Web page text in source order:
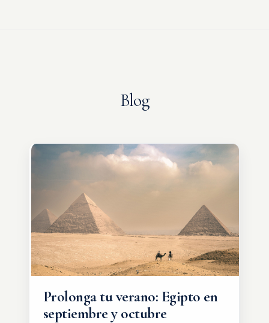
Blog
Prolonga tu verano: Egipto en
septiembre y octubre